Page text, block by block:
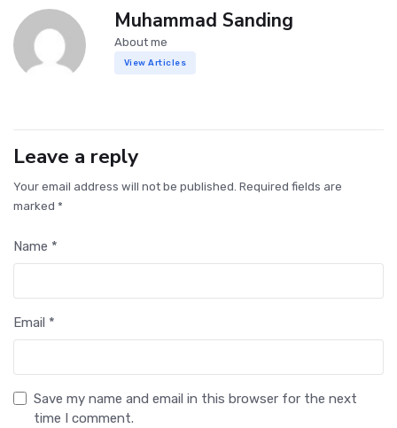
Muhammad Sanding
About me
View Articles
Leave a reply
Your email address will not be published. Required fields are
marked *
Name *
Email *
Save my name and email in this browser for the next
time I comment.